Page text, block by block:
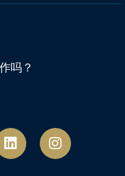
吗？
L
i
n
社
交
网